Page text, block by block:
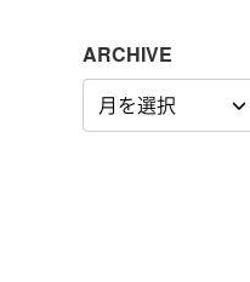
ARCHIVE
ARCHIVE